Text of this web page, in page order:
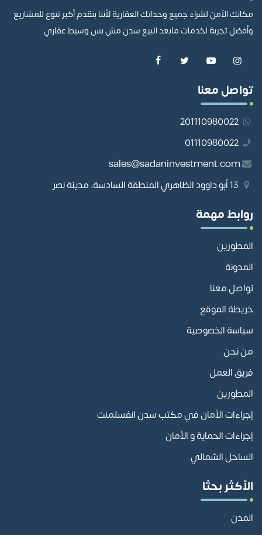
مكانك الآمن لشراء جميع وحداتك العقارية لأننا بنقدم أكبر تنوع للمشاريع
وأفضل تجربة لخدمات مابعد البيع سدن مش بس وسيط عقاري
تواصل معنا
201110980022
01110980022
sales@sadaninvestment.com
روابط مهمة
المطورين
المدونة
تواصل معنا
خريطة الموقع
سياسة الخصوصية
من نحن
فريق العمل
المطورين
إجراءات الأمان في مكتب سدن انفستمنت
إجراءات الحماية و الأمان
الساحل الشمالي
الأكثر بحثا
المدن